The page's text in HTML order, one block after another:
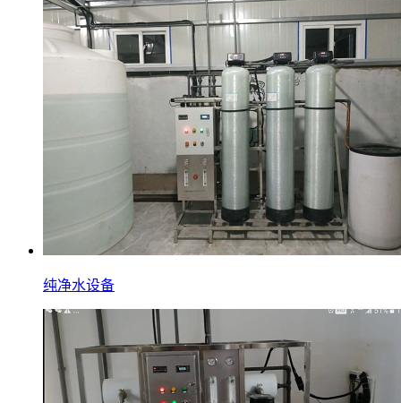
纯净水设备